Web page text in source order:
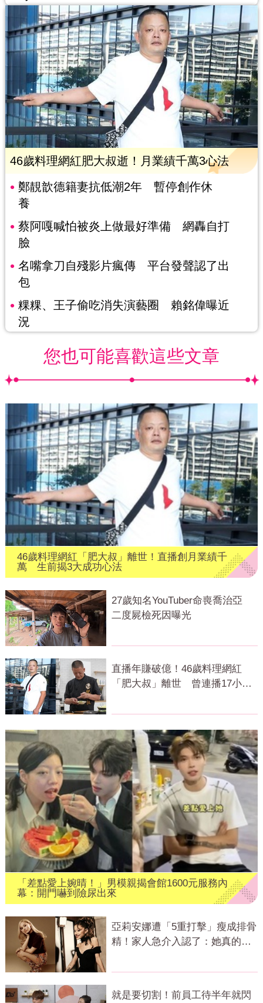
46歲料理網紅肥大叔逝！月業績千萬3心法
鄭靚歆德籍妻抗低潮2年 暫停創作休
養
蔡阿嘎喊怕被炎上做最好準備 網轟自打
臉
名嘴拿刀自殘影片瘋傳 平台發聲認了出
包
粿粿、王子偷吃消失演藝圈 賴銘偉曝近
況
您也可能喜歡這些文章
46歲料理網紅「肥大叔」離世！直播創月業績千
萬 生前揭3大成功心法
27歲知名YouTuber命喪喬治亞
二度屍檢死因曝光
直播年賺破億！46歲料理網紅
「肥大叔」離世 曾連播17小時
「差點愛上婉晴！」男模親揭會館1600元服務內
幕：開門嚇到險尿出來
亞莉安娜遭「5重打擊」瘦成排骨
精！家人急介入認了：她真的不
就是要切割！前員工待半年就閃